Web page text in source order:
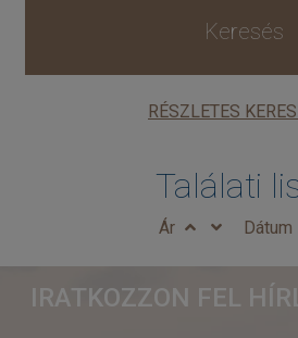
Keresés
RÉSZLETES
Találati
Ár Dátum
IRATKOZZON FEL